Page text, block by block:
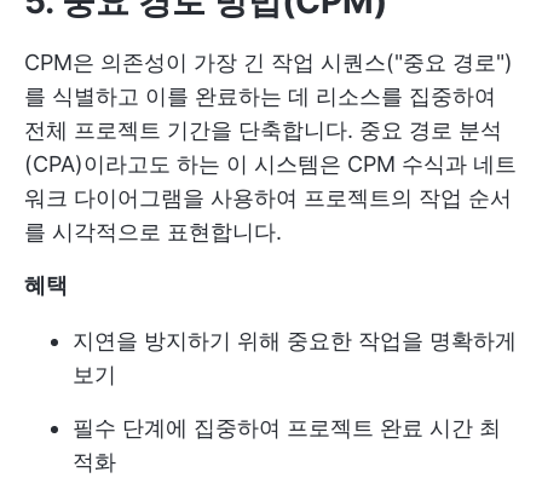
CPM은 의존성이 가장 긴 작업 시퀀스("중요 경로")
를 식별하고 이를 완료하는 데 리소스를 집중하여
전체 프로젝트 기간을 단축합니다. 중요 경로 분석
(CPA)이라고도 하는 이 시스템은 CPM 수식과 네트
워크 다이어그램을 사용하여 프로젝트의 작업 순서
를 시각적으로 표현합니다.
혜택
지연을 방지하기 위해 중요한 작업을 명확하게
보기
필수 단계에 집중하여 프로젝트 완료 시간 최
적화